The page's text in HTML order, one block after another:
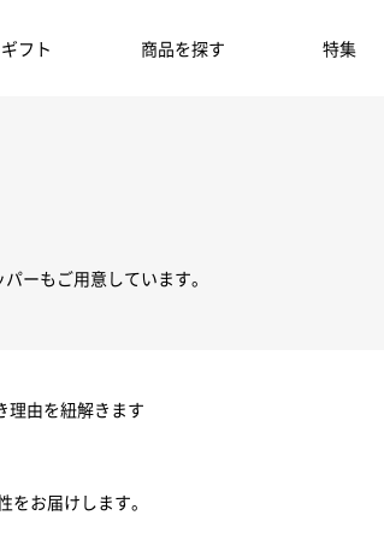
ギフト 商品を探す 特集
ーもご用意しています。
理由を紐解きます
をお届けします。